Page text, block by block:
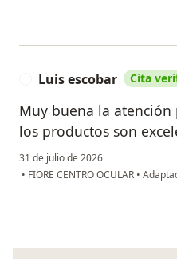
Luis escobar Cita
Muy buena la atención
los productos son
31 de julio de 2026
• FIORE CENTRO OCULAR •